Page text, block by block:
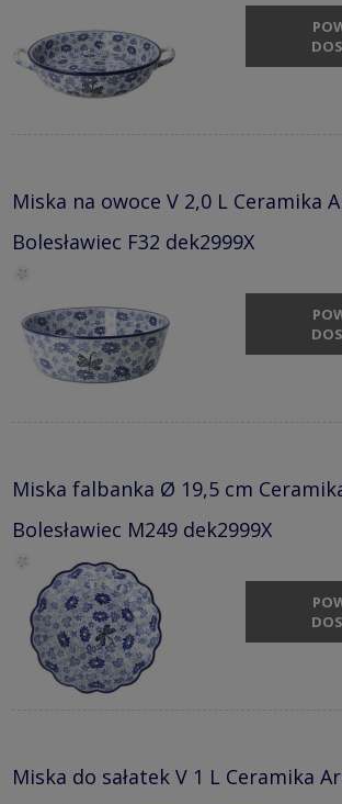
Miska na owoce V 2,0 L Ceramika
Bolesławiec F32 dek2999X
Miska falbanka Ø 19,5 cm
Bolesławiec M249 dek2999X
Miska do sałatek V 1 L Ceramika